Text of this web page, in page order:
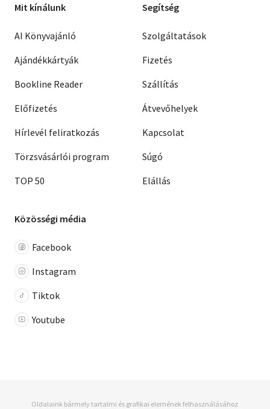
Mit kínálunk
AI Könyvajánló
Ajándékkártyák
Bookline Reader
Előfizetés
Hírlevél feliratkozás
Törzsvásárlói program
TOP 50
Segítség
Szolgáltatások
Fizetés
Szállítás
Átvevőhelyek
Kapcsolat
Súgó
Elállás
Közösségi média
Facebook
Instagram
Tiktok
Youtube
Oldalaink bármely tartalmi és grafikai elemének felhasználásához